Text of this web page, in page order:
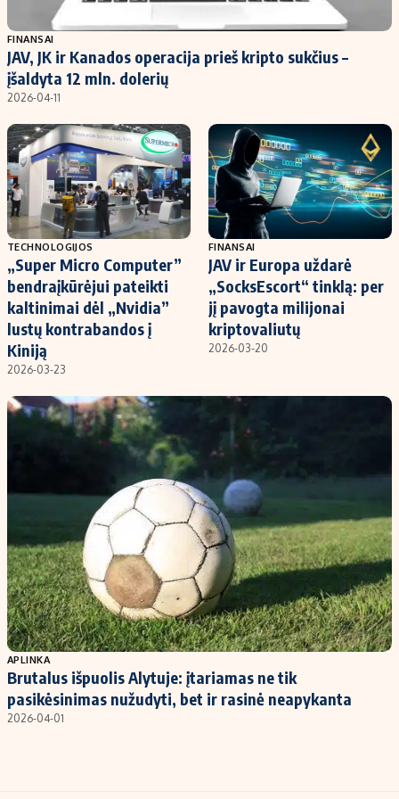
Populiarios temos
Investavimas
Akcijų rinka
Saulės elektrinės
Kriptovaliutos
Infliacija
Migracija
Titulinis
Nedarbo išmokos skaičiuoklė
Indėlių skaičiuoklė
Būsto finansai
Įdomios naujienos
Redakcija
Apie mus
Redakcijos politika
Privatumo politika
Turinio žymėjimo taisyklės
Kontaktai
Regionų naujienos
FINANSAI
JAV, JK ir Kanados operacija prieš kripto sukčius –
įšaldyta 12 mln. dolerių
2026-04-11
TECHNOLOGIJOS
„Super Micro Computer”
bendraįkūrėjui pateikti
kaltinimai dėl „Nvidia”
lustų kontrabandos į
Kiniją
2026-03-23
FINANSAI
JAV ir Europa uždarė
„SocksEscort“ tinklą: per
jį pavogta milijonai
kriptovaliutų
2026-03-20
APLINKA
Brutalus išpuolis Alytuje: įtariamas ne tik
pasikėsinimas nužudyti, bet ir rasinė neapykanta
2026-04-01